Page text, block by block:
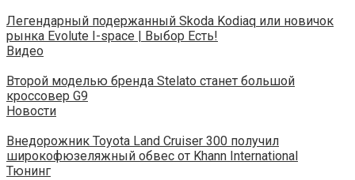
Легендарный подержанный Skoda Kodiaq или новичок
рынка Evolute I-space | Выбор Есть!
Видео
Второй моделью бренда Stelato станет большой
кроссовер G9
Новости
Внедорожник Toyota Land Cruiser 300 получил
широкофюзеляжный обвес от Khann International
Тюнинг